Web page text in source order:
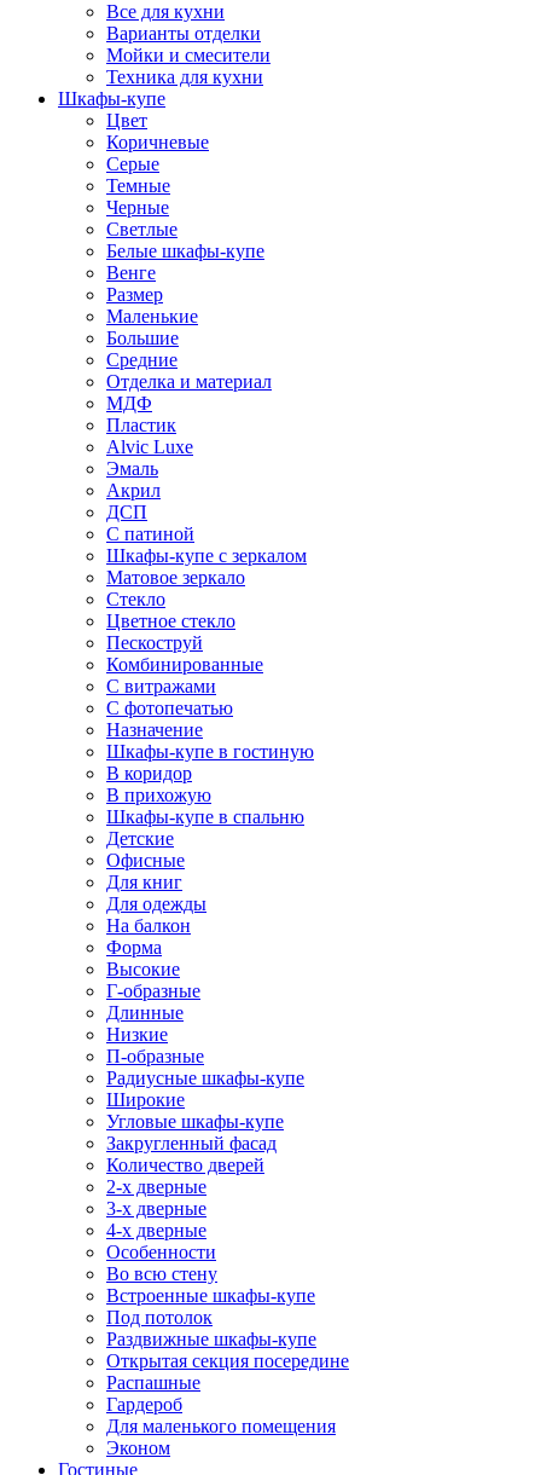
Все для кухни
Варианты отделки
Мойки и смесители
Техника для кухни
Шкафы-купе
Цвет
Коричневые
Серые
Темные
Черные
Светлые
Белые шкафы-купе
Венге
Размер
Маленькие
Большие
Средние
Отделка и материал
МДФ
Пластик
Alvic Luxe
Эмаль
Акрил
ДСП
С патиной
Шкафы-купе с зеркалом
Матовое зеркало
Стекло
Цветное стекло
Пескоструй
Комбинированные
С витражами
С фотопечатью
Назначение
Шкафы-купе в гостиную
В коридор
В прихожую
Шкафы-купе в спальню
Детские
Офисные
Для книг
Для одежды
На балкон
Форма
Высокие
Г-образные
Длинные
Низкие
П-образные
Радиусные шкафы-купе
Широкие
Угловые шкафы-купе
Закругленный фасад
Количество дверей
2-х дверные
3-х дверные
4-х дверные
Особенности
Во всю стену
Встроенные шкафы-купе
Под потолок
Раздвижные шкафы-купе
Открытая секция посередине
Распашные
Гардероб
Для маленького помещения
Эконом
Гостиные